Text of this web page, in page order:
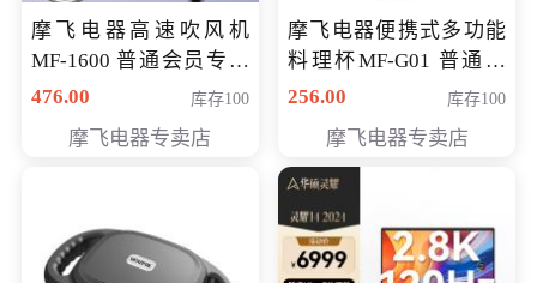
摩飞电器高速吹风机
MF-1600 普通会员专享
价298元
476.00 库存100
摩飞电器专卖店
摩飞电器便携式多功能
料理杯MF-G01 普通会
员专享价格118元
256.00 库存100
摩飞电器专卖店